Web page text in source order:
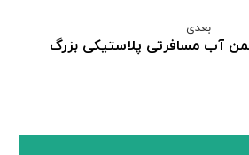
بعدی
آب مسافرتی پلاستیکی بزرگ